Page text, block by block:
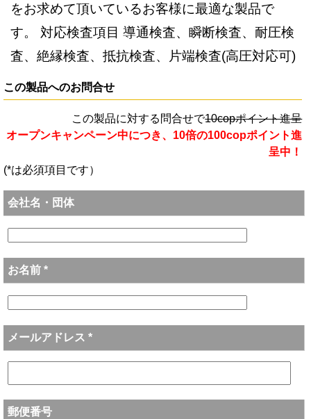
をお求めて頂いているお客様に最適な製品で
す。 対応検査項目 導通検査、瞬断検査、耐圧検
査、絶縁検査、抵抗検査、片端検査(高圧対応可)
この製品へのお問合せ
この製品に対する問合せで10copポイント進呈
オープンキャンペーン中につき、10倍の100copポイント進
呈中！
(*は必須項目です）
会社名・団体
お名前 *
メールアドレス *
郵便番号